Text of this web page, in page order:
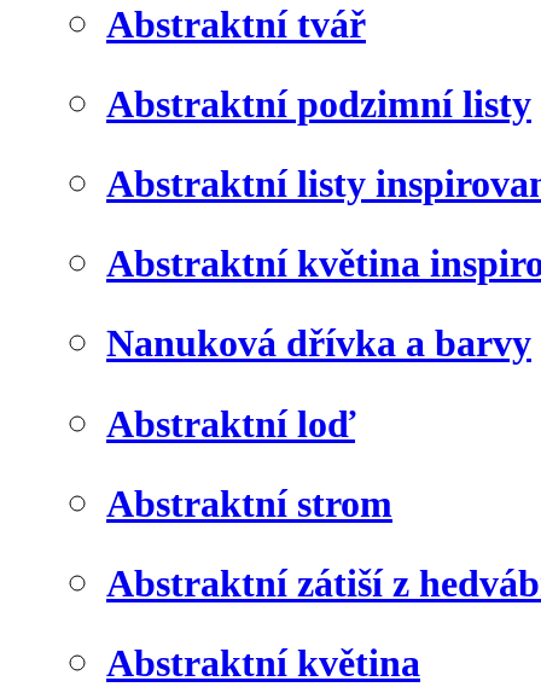
Abstraktní tvář
Abstraktní podzimní listy
Abstraktní listy
Abstraktní květina
Nanuková dřívka a barvy
Abstraktní loď
Abstraktní strom
Abstraktní zátiší z
Abstraktní květina